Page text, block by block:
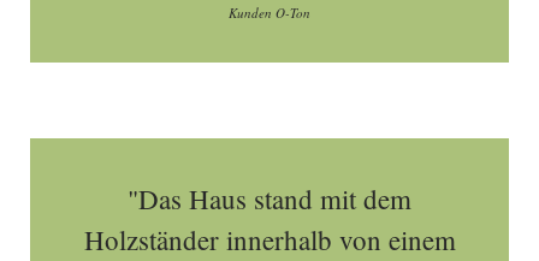
Kunden O-Ton
"Das Haus stand mit dem
Holzständer innerhalb von einem